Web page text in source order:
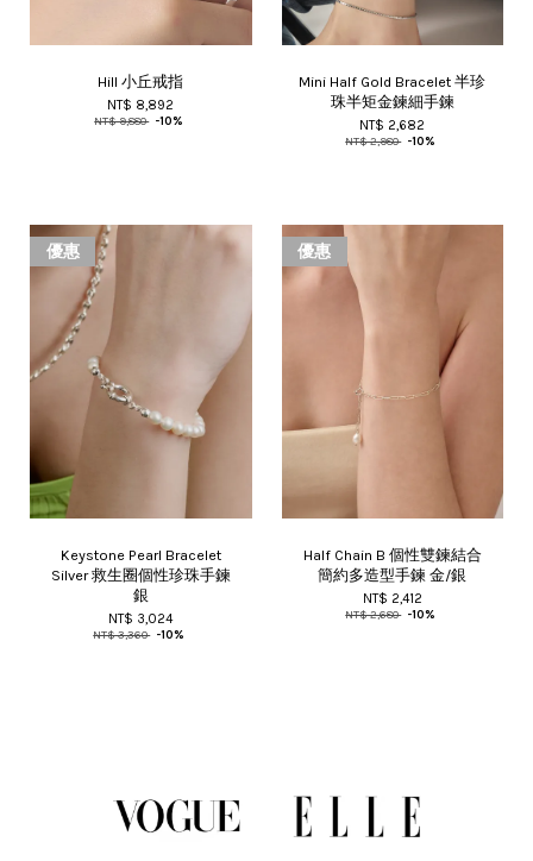
Hill 小丘戒指
NT$ 8,892
NT$ 9,880 -10%
Mini Half Gold Bracelet 半珍
珠半矩金鍊細手鍊
NT$ 2,682
NT$ 2,980 -10%
優惠
Keystone Pearl Bracelet
Silver 救生圈個性珍珠手鍊
銀
NT$ 3,024
NT$ 3,360 -10%
優惠
Half Chain B 個性雙鍊結合
簡約多造型手鍊 金/銀
NT$ 2,412
NT$ 2,680 -10%